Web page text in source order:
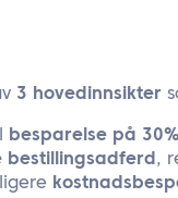
3 hovedinnsikter
besparelse på
bestillingsadferd ,